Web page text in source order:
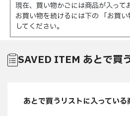
現在、買い物かごには商品が入って
お買い物を続けるには下の 「お買
してください。
SAVED ITEM あとで買
あとで買うリストに入ってい